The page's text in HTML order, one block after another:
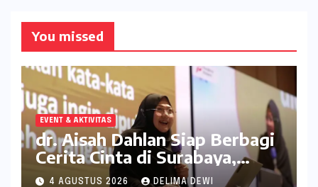
You missed
EVENT & AKTIVITAS
dr. Aisah Dahlan Siap Berbagi
Cerita Cinta di Surabaya,
Catat Tanggalnya
4 AGUSTUS 2026 DELIMA DEWI